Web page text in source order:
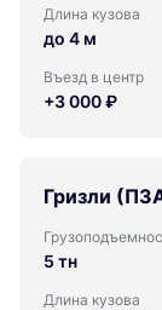
Длина кузова
до 4 м
Въезд в центр
+3 000 ₽
Гризли
5 тн
Длина кузова